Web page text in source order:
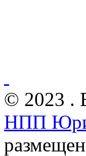
© 2023 .
НПП